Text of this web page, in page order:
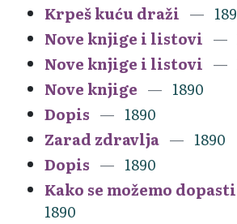
Krpeš kuću draži
Nove knjige i listovi
Nove knjige i listovi
Nove knjige
1890
Dopis
1890
Zarad zdravlja
1890
Dopis
1890
Kako se možemo
1890